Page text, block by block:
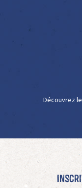
Découvrez